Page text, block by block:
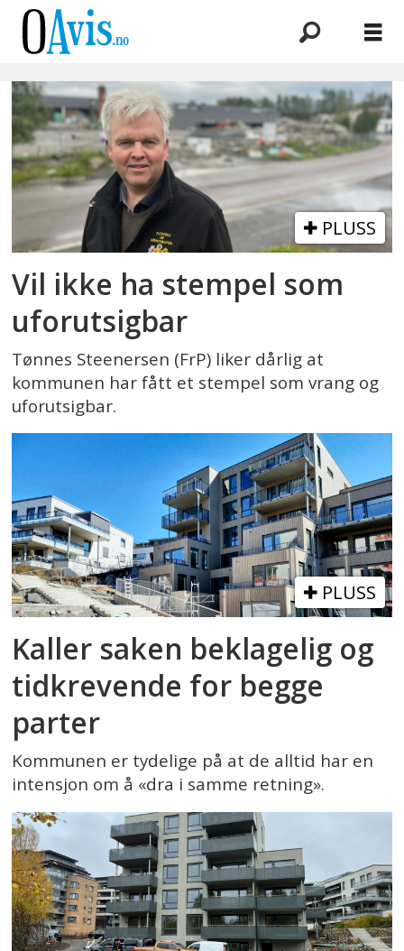
Emne:
attivo
PLUSS
Vil ikke ha stempel som
uforutsigbar
Tønnes Steenersen (FrP) liker dårlig at
kommunen har fått et stempel som vrang og
uforutsigbar.
PLUSS
Kaller saken beklagelig og
tidkrevende for begge
parter
Kommunen er tydelige på at de alltid har en
intensjon om å «dra i samme retning».